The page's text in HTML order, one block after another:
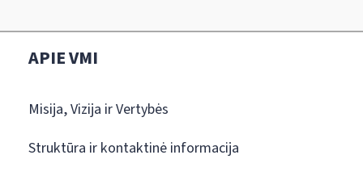
APIE VMI
Misija, Vizija ir Vertybės
Struktūra ir kontaktinė informacija